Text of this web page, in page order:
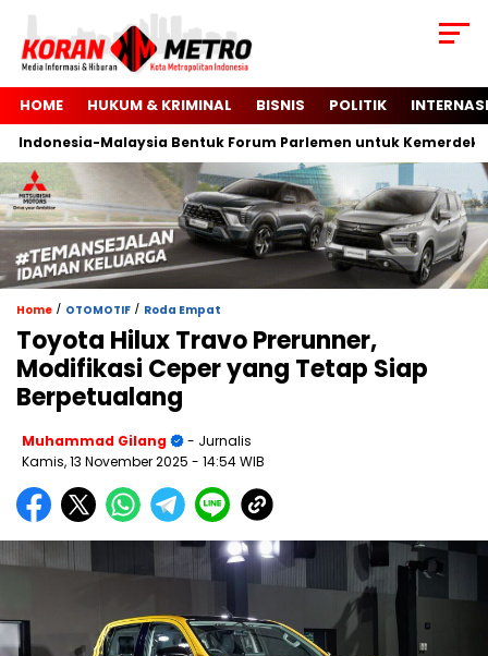
HOME HUKUM & KRIMINAL BISNIS POLITIK
Malaysia Bentuk Forum Parlemen untuk Kemerdekaan
Home / OTOMOTIF / Roda Empat
Toyota Hilux Travo Prerunner,
Modifikasi Ceper yang Tetap Siap
Berpetualang
Muhammad Gilang
- Jurnalis
Kamis, 13 November 2025 - 14:54 WIB